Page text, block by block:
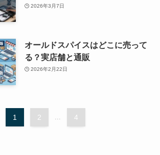
2026年3月7日
オールドスパイスはどこに売って
る？実店舗と通販
2026年2月22日
1 2 ... 4